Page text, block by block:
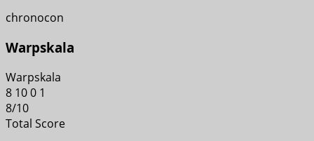
chronocon
Warpskala
Warpskala
8 100 1
8/10
Total Score